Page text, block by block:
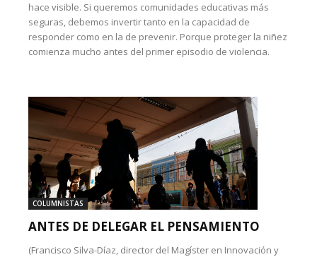
hace visible. Si queremos comunidades educativas más
seguras, debemos invertir tanto en la capacidad de
responder como en la de prevenir. Porque proteger la niñez
comienza mucho antes del primer episodio de violencia.
COLUMNISTAS
ANTES DE DELEGAR EL PENSAMIENTO
(Francisco Silva-Díaz, director del Magíster en Innovación y